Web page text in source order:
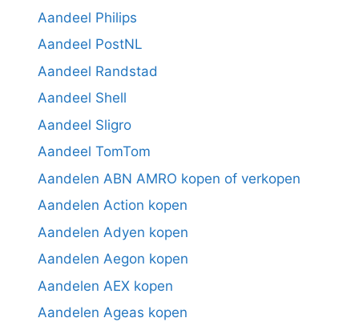
Aandeel Philips
Aandeel PostNL
Aandeel Randstad
Aandeel Shell
Aandeel Sligro
Aandeel TomTom
Aandelen ABN AMRO kopen of verkopen
Aandelen Action kopen
Aandelen Adyen kopen
Aandelen Aegon kopen
Aandelen AEX kopen
Aandelen Ageas kopen